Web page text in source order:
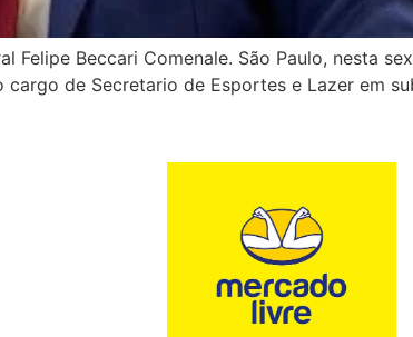
Felipe Beccari Comenale. São Paulo, nesta
de Secretario de Esportes e Lazer em